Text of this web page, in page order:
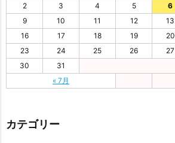
« 7月
2
3 4 5 6
9
10 11 12 13
16
17 18 19 20
23
24 25 26 27
30
31
カテゴリー